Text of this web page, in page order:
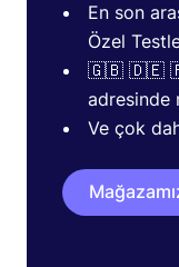
En son
Özel
🇬🇧 🇩🇪
adresinde
Ve çok